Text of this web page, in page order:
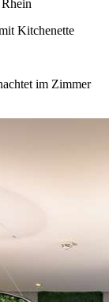
Kitchenette
im Zimmer